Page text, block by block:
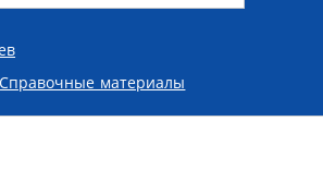
Справочные материалы